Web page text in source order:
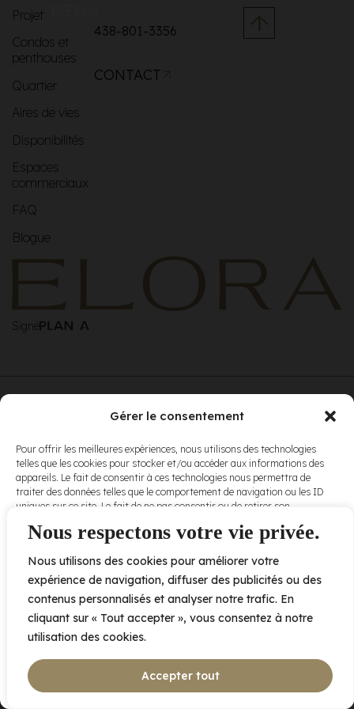
Nous respectons votre vie privée.
Nous utilisons des cookies pour améliorer votre
expérience de navigation, diffuser des publicités ou des
contenus personnalisés et analyser notre trafic. En
cliquant sur « Tout accepter », vous consentez à notre
utilisation des cookies.
Accepter tout
Gérer le consentement
Pour offrir les meilleures expériences, nous utilisons des technologies
telles que les cookies pour stocker et/ou accéder aux informations des
appareils. Le fait de consentir à ces technologies nous permettra de
traiter des données telles que le comportement de navigation ou les ID
uniques sur ce site. Le fait de ne pas consentir ou de retirer son
et fonctions.
Accepter
Refuser
Projet
Condos et
penthouses
Quartier
Aires de vies
Disponibilités
Espaces
commerciaux
FAQ
Blogue
438-801-3356
CONTACT
Signé
conditions
d’utilisationet
nospolitiques
de
confidentialité .
2005 av. de Bois-de-Boulogne, Laval QC H7N 0J7